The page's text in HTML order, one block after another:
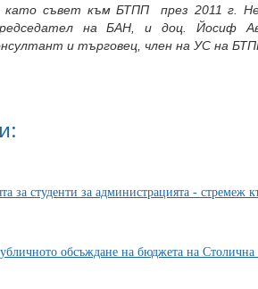
като съвет към БТПП през 2011 г.
на БАН, и доц. Йосиф
и търговец, член на УС на
за студенти за администрацията - стремеж
обсъждане на бюджета на